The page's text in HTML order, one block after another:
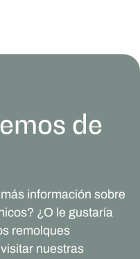
de
información sobre
¿O le gustaría
remolques
nuestras